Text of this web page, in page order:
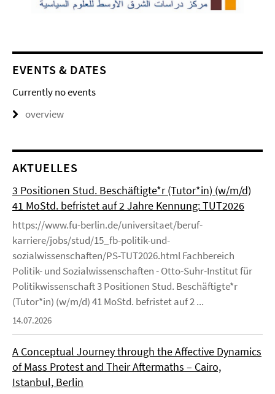
EVENTS & DATES
Currently no events
overview
AKTUELLES
3 Positionen Stud. Beschäftigte*r (Tutor*in) (w/m/d)
41 MoStd. befristet auf 2 Jahre Kennung: TUT2026
https://www.fu-berlin.de/universitaet/beruf-
karriere/jobs/stud/15_fb-politik-und-
sozialwissenschaften/PS-TUT2026.html Fachbereich
Politik- und Sozialwissenschaften - Otto-Suhr-Institut für
Politikwissenschaft 3 Positionen Stud. Beschäftigte*r
(Tutor*in) (w/m/d) 41 MoStd. befristet auf 2 ...
14.07.2026
A Conceptual Journey through the Affective Dynamics
of Mass Protest and Their Aftermaths – Cairo,
Istanbul, Berlin